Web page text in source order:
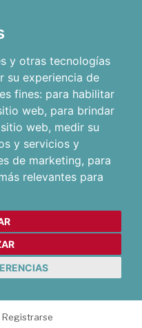
y otras tecnologías
su experiencia de
fines: para habilitar
web, para brindar
web, medir su
y servicios y
de marketing, para
relevantes para
Registrarse